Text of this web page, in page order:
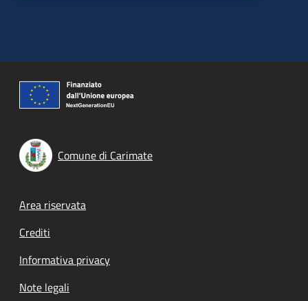
Comune di Carimate
Footer menu
Area riservata
Crediti
Informativa privacy
Note legali